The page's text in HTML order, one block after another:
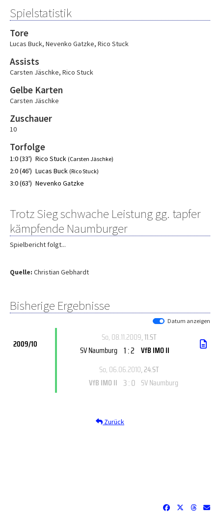
Spielstatistik
Tore
Lucas Buck, Nevenko Gatzke, Rico Stuck
Assists
Carsten Jäschke, Rico Stuck
Gelbe Karten
Carsten Jäschke
Zuschauer
10
Torfolge
1:0 (33') Rico Stuck (Carsten Jäschke)
2:0 (46') Lucas Buck (Rico Stuck)
3:0 (63') Nevenko Gatzke
Trotz Sieg schwache Leistung gg. tapfer
kämpfende Naumburger
Spielbericht folgt...
Quelle: Christian Gebhardt
Bisherige Ergebnisse
Datum anzeigen
2009/10
So, 08.11.2009, 11.ST
SV Naumburg 1 : 2 VfB IMO II
So, 06.06.2010, 24.ST
VfB IMO II 3 : 0 SV Naumburg
Zurück